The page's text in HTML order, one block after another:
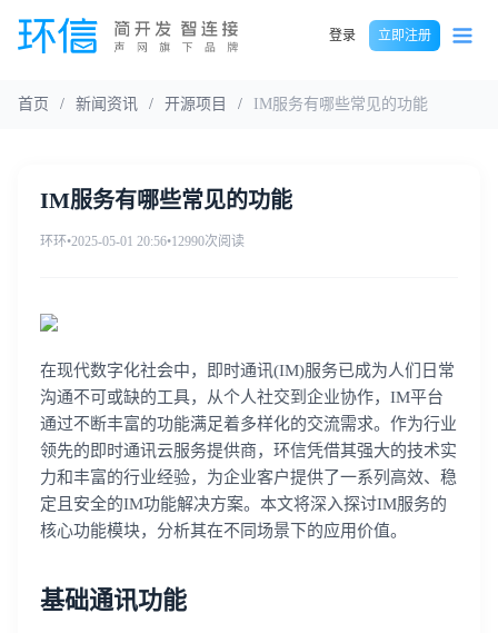
登录 立即注册
首页 / 新闻资讯 / 开源项目 / IM服务有哪些常见的功能
IM服务有哪些常见的功能
环环•2025-05-01 20:56•12990次阅读
在现代数字化社会中，即时通讯(IM)服务已成为人们日常
沟通不可或缺的工具，从个人社交到企业协作，IM平台
通过不断丰富的功能满足着多样化的交流需求。作为行业
领先的即时通讯云服务提供商，环信凭借其强大的技术实
力和丰富的行业经验，为企业客户提供了一系列高效、稳
定且安全的IM功能解决方案。本文将深入探讨IM服务的
核心功能模块，分析其在不同场景下的应用价值。
基础通讯功能